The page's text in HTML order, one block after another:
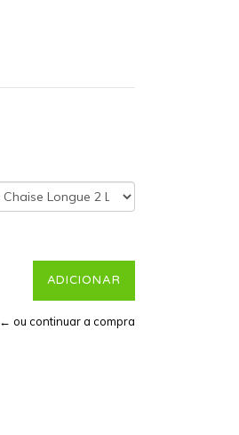
← ou continuar a compra